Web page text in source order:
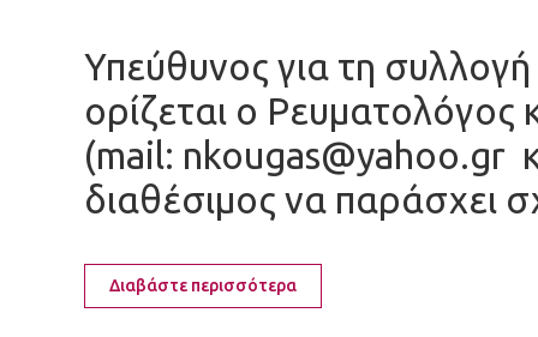
Υπεύθυνος για τη
ορίζεται ο Ρευματολόγος
(mail: nkougas@yahoo.gr
διαθέσιμος να παράσχει
Διαβάστε περισσότερα